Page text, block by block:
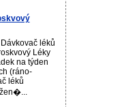
léků
Léky
na týden
(ráno-
léků